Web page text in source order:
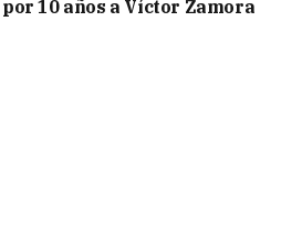
10 años a Víctor Zamora